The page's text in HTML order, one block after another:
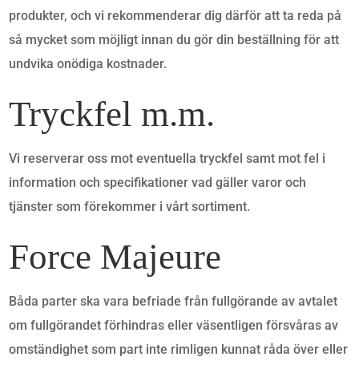
produkter, och vi rekommenderar dig därför att ta reda på
så mycket som möjligt innan du gör din beställning för att
undvika onödiga kostnader.
Tryckfel m.m.
Vi reserverar oss mot eventuella tryckfel samt mot fel i
information och specifikationer vad gäller varor och
tjänster som förekommer i vårt sortiment.
Force Majeure
Båda parter ska vara befriade från fullgörande av avtalet
om fullgörandet förhindras eller väsentligen försvåras av
omständighet som part inte rimligen kunnat råda över eller